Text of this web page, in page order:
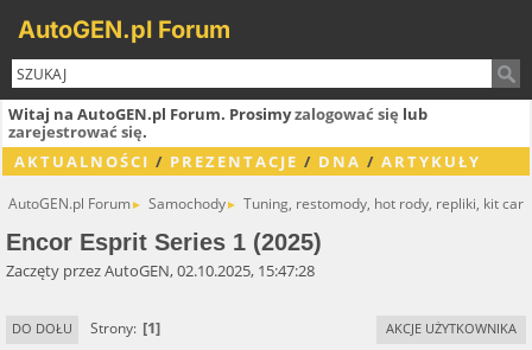
AutoGEN.pl Forum
Witaj na AutoGEN.pl Forum. Prosimyzalogować się lub
zarejestrować się.
AKTUALNOŚCI / PREZENTACJE / DNA / ARTYKUŁY
AutoGEN.pl Forum► Samochody► Tuning, restomody, hot rody, repliki, kit cary
Encor Esprit Series 1 (2025)
Zaczęty przez AutoGEN, 02.10.2025, 15:47:28
DO DOŁU Strony 1 AKCJE UŻYTKOWNIKA